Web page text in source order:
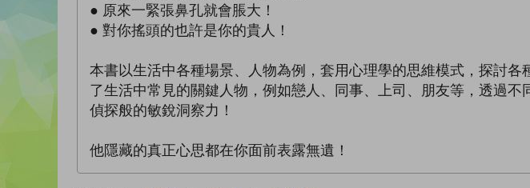
● 原來一緊張鼻孔就會脹大！
● 對你搖頭的也許是你的貴人！
本書以生活中各種場景、人物為例，套用心理學的思維模式，探討
了生活中常見的關鍵人物，例如戀人、同事、上司、朋友等，透過
偵探般的敏銳洞察力！
他隱藏的真正心思都在你面前表露無遺！